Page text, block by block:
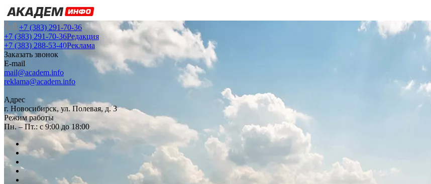
+7 (383) 291-70-36
+7 (383) 291-70-36Редакция
+7 (383) 288-53-40Реклама
Заказать звонок
E-mail
mail@academ.info
reklama@academ.info
Адрес
г. Новосибирск, ул. Полевая, д. 3
Режим работы
Пн. – Пт.: с 9:00 до 18:00